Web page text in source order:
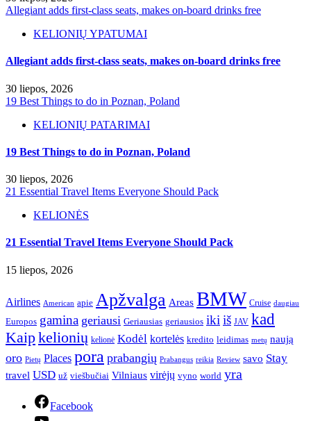
Allegiant adds first-class seats, makes on-board drinks free
KELIONIŲ YPATUMAI
Allegiant adds first-class seats, makes on-board drinks free
30 liepos, 2026
19 Best Things to do in Poznan, Poland
KELIONIŲ PATARIMAI
19 Best Things to do in Poznan, Poland
30 liepos, 2026
21 Essential Travel Items Everyone Should Pack
KELIONĖS
21 Essential Travel Items Everyone Should Pack
15 liepos, 2026
Airlines American apie Apžvalga Areas BMW Cruise daugiau
Europos gamina geriausi Geriausias geriausios iki iš JAV kad
Kaipkelionių kelionė Kodėl kortelės kredito leidimas metų naują
oro Pietų Places pora prabangių Prabangus reikia Review savo Stay
travel USD už viešbučiai Vilniaus virėjų vyno world yra
Facebook